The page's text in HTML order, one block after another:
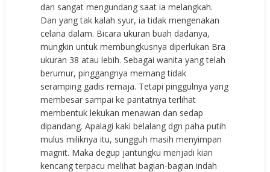
dan sangat mengundang saat ia melangkah.
Dan yang tak kalah syur, ia tidak mengenakan
celana dalam. Bicara ukuran buah dadanya,
mungkin untuk membungkusnya diperlukan Bra
ukuran 38 atau lebih. Sebagai wanita yang telah
berumur, pinggangnya memang tidak
seramping gadis remaja. Tetapi pinggulnya yang
membesar sampai ke pantatnya terlihat
membentuk lekukan menawan dan sedap
dipandang. Apalagi kaki belalang dgn paha putih
mulus miliknya itu, sungguh masih menyimpan
magnit. Maka degup jantungku menjadi kian
kencang terpacu melihat bagian-bagian indah